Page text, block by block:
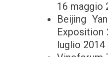
16 maggio
Beijing
Exposition
luglio 2014